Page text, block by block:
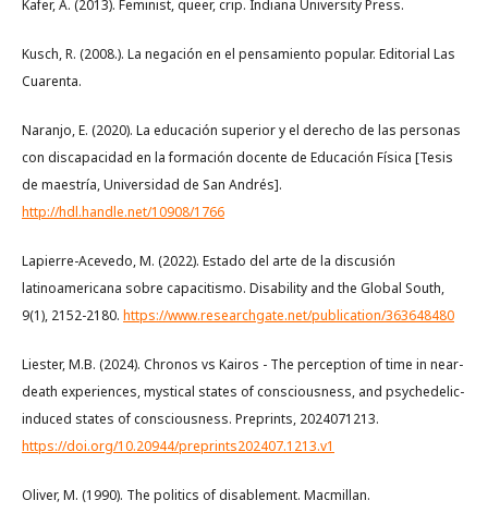
Kafer, A. (2013). Feminist, queer, crip. Indiana University Press.
Kusch, R. (2008.). La negación en el pensamiento popular. Editorial Las
Cuarenta.
Naranjo, E. (2020). La educación superior y el derecho de las personas
con discapacidad en la formación docente de Educación Física [Tesis
de maestría, Universidad de San Andrés].
http://hdl.handle.net/10908/1766
Lapierre-Acevedo, M. (2022). Estado del arte de la discusión
latinoamericana sobre capacitismo. Disability and the Global South,
9(1), 2152-2180. https://www.researchgate.net/publication/363648480
Liester, M.B. (2024). Chronos vs Kairos - The perception of time in near-
death experiences, mystical states of consciousness, and psychedelic-
induced states of consciousness. Preprints, 2024071213.
https://doi.org/10.20944/preprints202407.1213.v1
Oliver, M. (1990). The politics of disablement. Macmillan.